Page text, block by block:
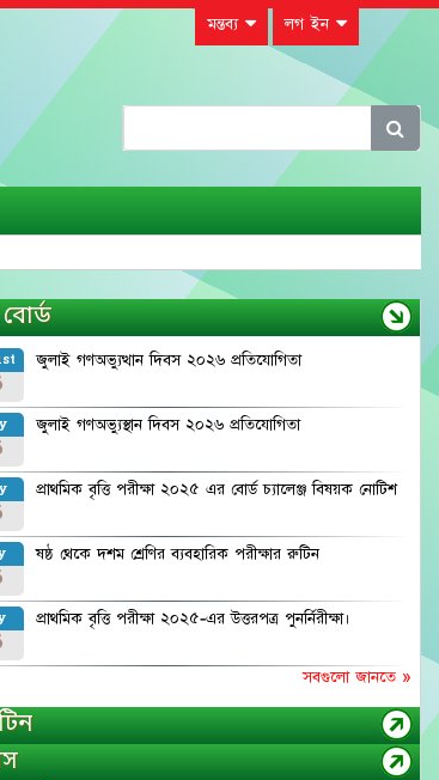
মন্তব্য লগ ইন
জুলাই গণঅভ্যুত্থান দিবস ২০২৬ প্রতিযোগিতা
জুলাই গণঅভ্যুস্থান দিবস ২০২৬ প্রতিযোগিতা
প্রাথমিক বৃত্তি পরীক্ষা ২০২৫ এর বোর্ড চ্যালেঞ্জ বিষয়ক নোটিশ
ষষ্ঠ থেকে দশম শ্রেণির ব্যবহারিক পরীক্ষার রুটিন
প্রাথমিক বৃত্তি পরীক্ষা ২০২৫-এর উত্তরপত্র পুনর্নিরীক্ষা।
সবগুলো জানতে »